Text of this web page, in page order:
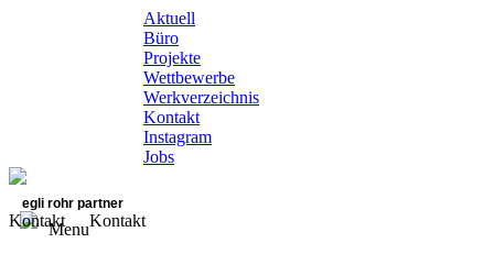
Aktuell
Büro
Projekte
Wettbewerbe
Werkverzeichnis
Kontakt
Instagram
Jobs
egli rohr partner
Menu
Kontakt Kontakt